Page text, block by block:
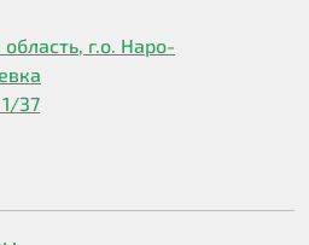
г.о. Наро-
37